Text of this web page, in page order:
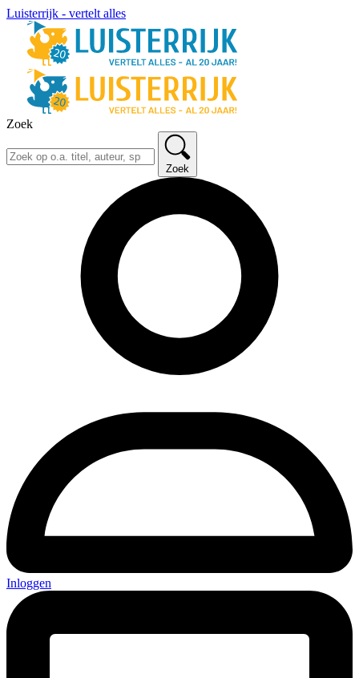
Luisterrijk - vertelt alles
Zoek
Zoek
Inloggen